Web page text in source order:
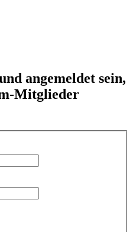
angemeldet sein,
Mitglieder